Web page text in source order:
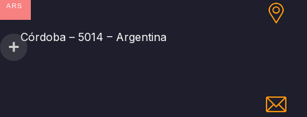
Córdoba – 5014 – Argentina
ARS